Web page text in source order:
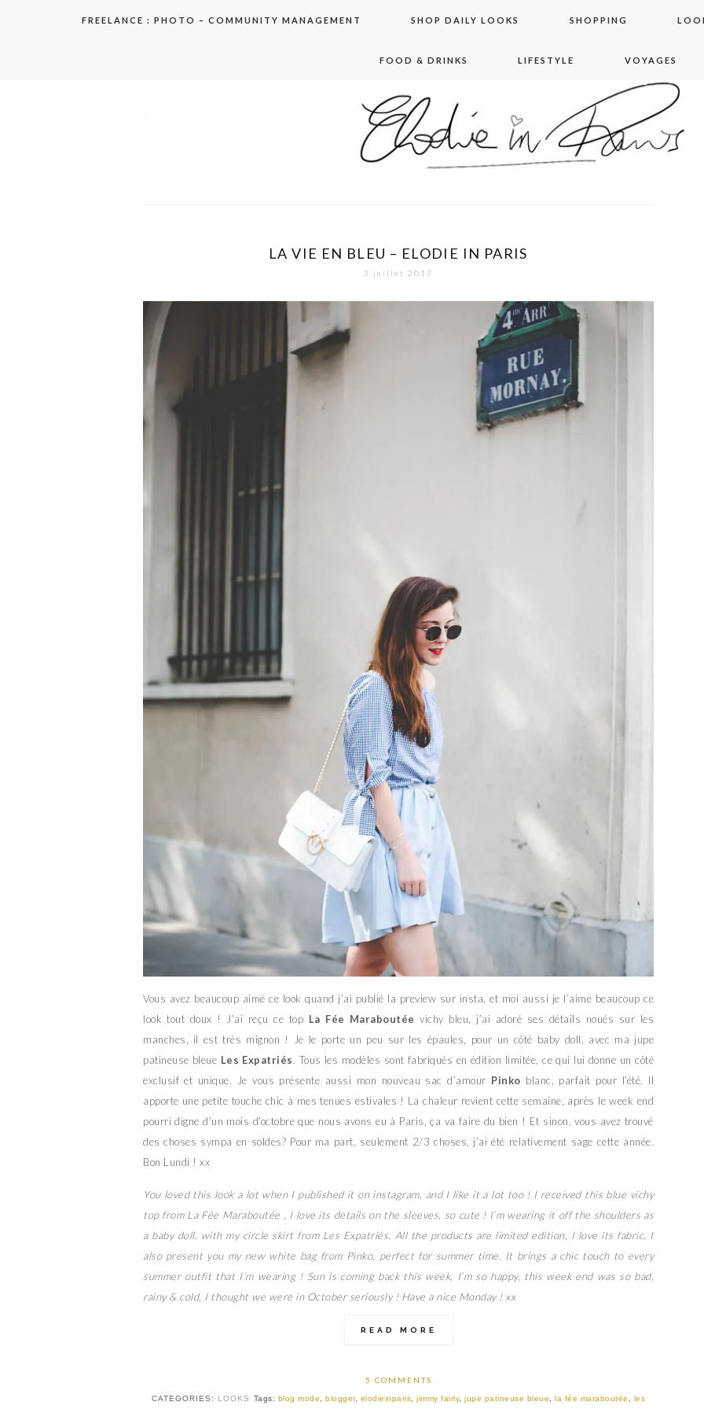
FREELANCE : PHOTO – COMMUNITY MANAGEMENT SHOP DAILY LOOKS SHOPPING
FOOD & DRINKS LIFESTYLE VOYAGES
elodie in paris
LA VIE EN BLEU – ELODIE IN PARIS
3 juillet 2017
Vous avez beaucoup aimé ce look quand j’ai publié la preview sur insta, et moi aussi je l’aime beaucoup ce
look tout doux ! J’ai reçu ce top La Fée Maraboutée vichy bleu, j’ai adoré ses détails noués sur les
manches, il est très mignon ! Je le porte un peu sur les épaules, pour un côté baby doll, avec ma jupe
patineuse bleue Les Expatriés. Tous les modèles sont fabriqués en édition limitée, ce qui lui donne un côté
exclusif et unique. Je vous présente aussi mon nouveau sac d’amour Pinko blanc, parfait pour l’été. Il
apporte une petite touche chic à mes tenues estivales ! La chaleur revient cette semaine, après le week end
pourri digne d’un mois d’octobre que nous avons eu à Paris, ça va faire du bien ! Et sinon, vous avez trouvé
des choses sympa en soldes? Pour ma part, seulement 2/3 choses, j’ai été relativement sage cette année.
Bon Lundi ! xx
You loved this look a lot when I published it on instagram, and I like it a lot too ! I received this blue vichy
top from La Fée Maraboutée , I love its details on the sleeves, so cute ! I’m wearing it off the shoulders as
a baby doll, with my circle skirt from Les Expatriés. All the products are limited edition, I love its fabric. I
also present you my new white bag from Pinko, perfect for summer time. It brings a chic touch to every
summer outfit that I’m wearing ! Sun is coming back this week, I’m so happy, this week end was so bad,
rainy & cold, I thought we were in October seriously ! Have a nice Monday ! xx
READ MORE
5 COMMENTS
CATEGORIES: LOOKS Tags: blog mode ,blogger, elodieinparis ,jimmy fairly,jupe patineuse bleue ,la fée maraboutée les